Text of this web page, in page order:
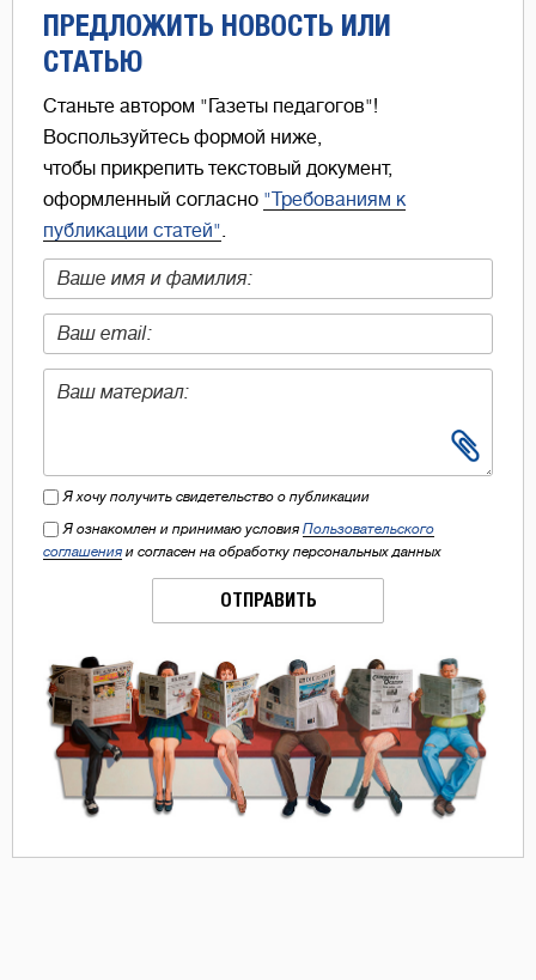
ПРЕДЛОЖИТЬ НОВОСТЬ ИЛИ
СТАТЬЮ
Станьте автором "Газеты педагогов"!
Воспользуйтесь формой ниже,
чтобы прикрепить текстовый документ,
оформленный согласно "Требованиям к
публикации статей".
Я хочу получить свидетельство о публикации
Я ознакомлен и принимаю условия Пользовательского
соглашения и согласен на обработку персональных данных
ОТПРАВИТЬ